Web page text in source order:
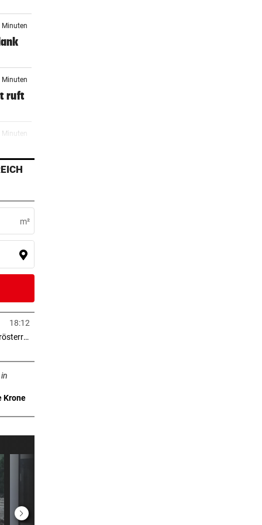
Minuten
Minuten
ruft
Minuten
Minuten
ein
Stunde
Stunde
Stunde
nicht
Stunde
m²
18:12
> 2.000 Eigentumswohnungen in Niederösterreich
Krone